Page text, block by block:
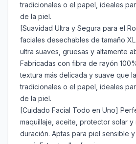
tradicionales o el papel, ideales
de la piel.
[Suavidad Ultra y Segura para el
faciales desechables de tamaño
ultra suaves, gruesas y altamente
Fabricadas con fibra de rayón
textura más delicada y suave que
tradicionales o el papel, ideales
de la piel.
[Cuidado Facial Todo en Uno]
maquillaje, aceite, protector solar
duración. Aptas para piel sensible